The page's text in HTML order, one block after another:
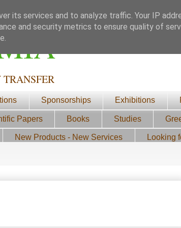
Sponsorships Exhibitions
Papers Books Studies
New Products - New Services Looking
its services and to analyze traffic. Your IP
and security metrics to ensure quality of